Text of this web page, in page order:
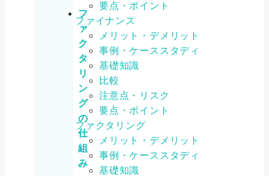
フ
ァ
ク
タ
リ
ン
グ
の
仕
組
み
要点・ポイント
ファイナンス
メリット・デメリット
事例・ケーススタディ
基礎知識
比較
注意点・リスク
要点・ポイント
ファクタリング
メリット・デメリット
事例・ケーススタディ
基礎知識